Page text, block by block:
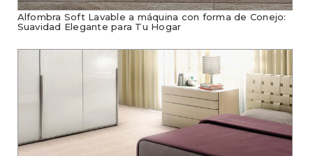
Alfombra Soft Lavable a máquina con forma de Conejo:
Suavidad Elegante para Tu Hogar